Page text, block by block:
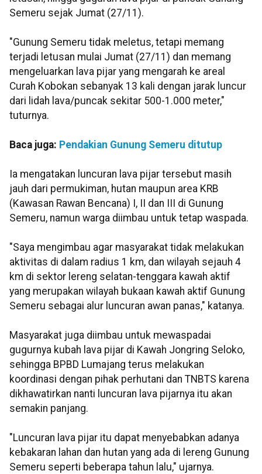
Semeru sejak Jumat (27/11).
"Gunung Semeru tidak meletus, tetapi memang
terjadi letusan mulai Jumat (27/11) dan memang
mengeluarkan lava pijar yang mengarah ke areal
Curah Kobokan sebanyak 13 kali dengan jarak luncur
dari lidah lava/puncak sekitar 500-1.000 meter,"
tuturnya.
Baca juga: Pendakian Gunung Semeru ditutup
Ia mengatakan luncuran lava pijar tersebut masih
jauh dari permukiman, hutan maupun area KRB
(Kawasan Rawan Bencana) I, II dan III di Gunung
Semeru, namun warga diimbau untuk tetap waspada.
"Saya mengimbau agar masyarakat tidak melakukan
aktivitas di dalam radius 1 km, dan wilayah sejauh 4
km di sektor lereng selatan-tenggara kawah aktif
yang merupakan wilayah bukaan kawah aktif Gunung
Semeru sebagai alur luncuran awan panas," katanya.
Masyarakat juga diimbau untuk mewaspadai
gugurnya kubah lava pijar di Kawah Jongring Seloko,
sehingga BPBD Lumajang terus melakukan
koordinasi dengan pihak perhutani dan TNBTS karena
dikhawatirkan nanti luncuran lava pijarnya itu akan
semakin panjang.
"Luncuran lava pijar itu dapat menyebabkan adanya
kebakaran lahan dan hutan yang ada di lereng Gunung
Semeru seperti beberapa tahun lalu," ujarnya.